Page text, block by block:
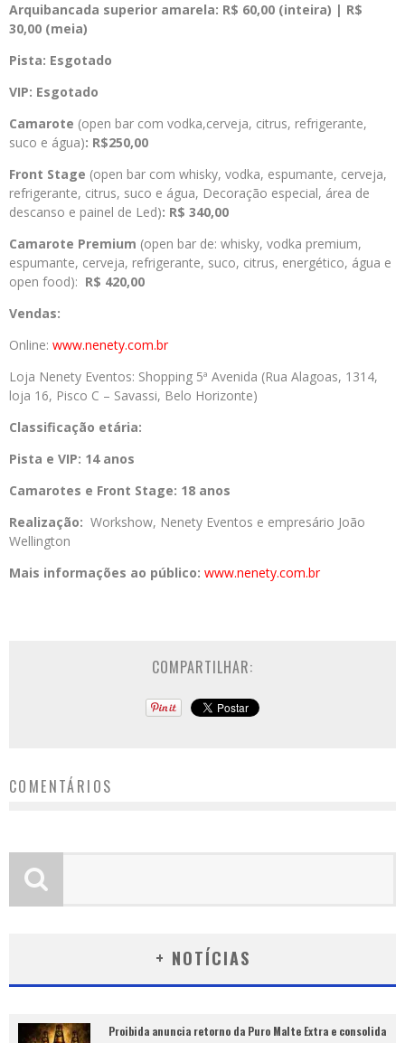
Arquibancada superior amarela: R$ 60,00 (inteira) | R$
30,00 (meia)
Pista: Esgotado
VIP: Esgotado
Camarote (open bar com vodka,cerveja, citrus, refrigerante,
suco e água): R$250,00
Front Stage (open bar com whisky, vodka, espumante, cerveja,
refrigerante, citrus, suco e água, Decoração especial, área de
descanso e painel de Led): R$ 340,00
Camarote Premium (open bar de: whisky, vodka premium,
espumante, cerveja, refrigerante, suco, citrus, energético, água e
open food): R$ 420,00
Vendas:
Online: www.nenety.com.br
Loja Nenety Eventos: Shopping 5ª Avenida (Rua Alagoas, 1314,
loja 16, Pisco C – Savassi, Belo Horizonte)
Classificação etária:
Pista e VIP: 14 anos
Camarotes e Front Stage: 18 anos
Realização: Workshow, Nenety Eventos e empresário João
Wellington
Mais informações ao público: www.nenety.com.br
COMPARTILHAR:
COMENTÁRIOS
+ NOTÍCIAS
Proibida anuncia retorno da Puro Malte Extra e consolida